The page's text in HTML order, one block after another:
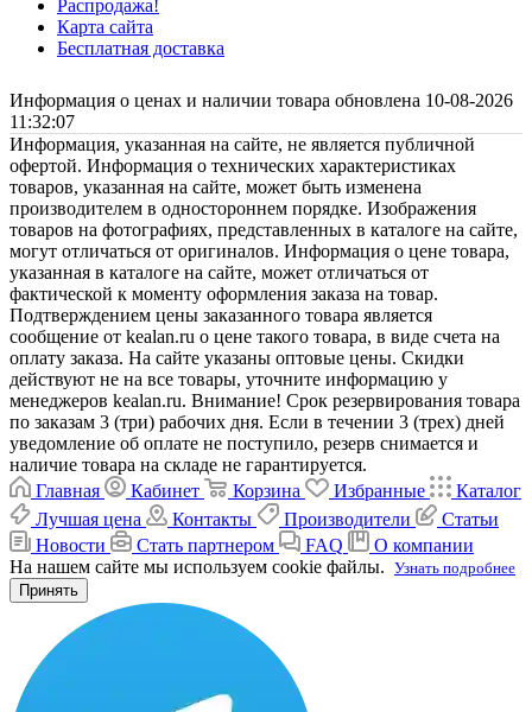
Распродажа!
Карта сайта
Бесплатная доставка
Информация о ценах и наличии товара обновлена 10-08-2026
11:32:07
Информация, указанная на сайте, не является публичной
офертой. Информация о технических характеристиках
товаров, указанная на сайте, может быть изменена
производителем в одностороннем порядке. Изображения
товаров на фотографиях, представленных в каталоге на сайте,
могут отличаться от оригиналов. Информация о цене товара,
указанная в каталоге на сайте, может отличаться от
фактической к моменту оформления заказа на товар.
Подтверждением цены заказанного товара является
сообщение от kealan.ru о цене такого товара, в виде счета на
оплату заказа. На сайте указаны оптовые цены. Скидки
действуют не на все товары, уточните информацию у
менеджеров kealan.ru. Внимание! Срок резервирования товара
по заказам 3 (три) рабочих дня. Если в течении 3 (трех) дней
уведомление об оплате не поступило, резерв снимается и
наличие товара на складе не гарантируется.
Главная
Кабинет Корзина Избранные
Каталог
Лучшая цена
Контакты Производители
Статьи
Новости
Стать партнером FAQ
О компании
На нашем сайте мы используем cookie файлы. Узнать подробнее
Принять